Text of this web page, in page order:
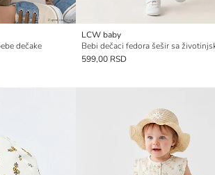
dečake
LCW baby
599,00 RSD